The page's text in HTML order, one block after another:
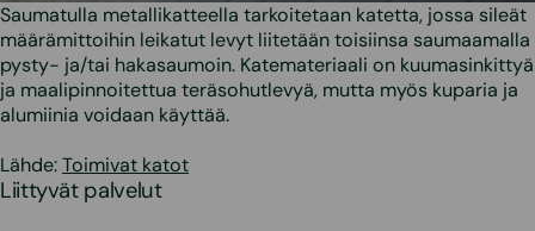
Saumatulla metallikatteella tarkoitetaan katetta, jossa sileät
määrämittoihin leikatut levyt liitetään toisiinsa saumaamalla
pysty- ja/tai hakasaumoin. Katemateriaali on kuumasinkittyä
ja maalipinnoitettua teräsohutlevyä, mutta myös kuparia ja
alumiinia voidaan käyttää.
Lähde:Toimivat katot
Liittyvät palvelut